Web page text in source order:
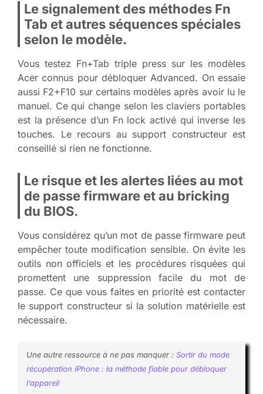
Le signalement des méthodes Fn
Tab et autres séquences spéciales
selon le modèle.
Vous testez Fn+Tab triple press sur les modèles
Acer connus pour débloquer Advanced. On essaie
aussi F2+F10 sur certains modèles après avoir lu le
manuel. Ce qui change selon les claviers portables
est la présence d’un Fn lock activé qui inverse les
touches. Le recours au support constructeur est
conseillé si rien ne fonctionne.
Le risque et les alertes liées au mot
de passe firmware et au bricking
du BIOS.
Vous considérez qu’un mot de passe firmware peut
empêcher toute modification sensible. On évite les
outils non officiels et les procédures risquées qui
promettent une suppression facile du mot de
passe. Ce que vous faites en priorité est contacter
le support constructeur si la solution matérielle est
nécessaire.
Une autre ressource à ne pas manquer : Sortir du mode
récupération iPhone : la méthode fiable pour débloquer
l’appareil